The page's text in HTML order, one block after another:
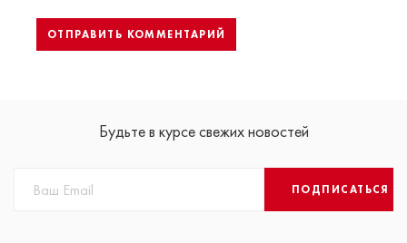
Будьте в курсе свежих новостей
ПОДПИСАТЬСЯ